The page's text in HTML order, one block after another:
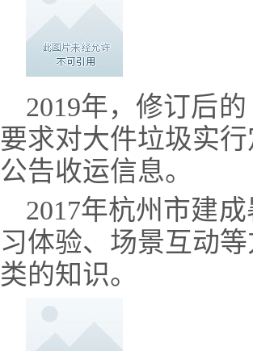
2019年，修订后
要求对大件垃圾实
公告收运信息。
2017年杭州市建
习体验、场景互动
类的知识。